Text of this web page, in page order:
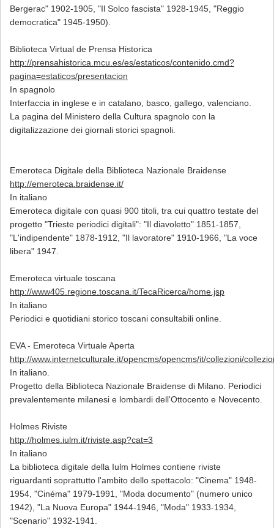
Bergerac" 1902-1905, "Il Solco fascista" 1928-1945, "Reggio
democratica" 1945-1950).
Biblioteca Virtual de Prensa Historica
http://prensahistorica.mcu.es/es/estaticos/contenido.cmd?
pagina=estaticos/presentacion
In spagnolo
Interfaccia in inglese e in catalano, basco, gallego, valenciano.
La pagina del Ministero della Cultura spagnolo con la
digitalizzazione dei giornali storici spagnoli.
Emeroteca Digitale della Biblioteca Nazionale Braidense
http://emeroteca.braidense.it/
In italiano
Emeroteca digitale con quasi 900 titoli, tra cui quattro testate del
progetto "Trieste periodici digitali": "Il diavoletto" 1851-1857,
"L'indipendente" 1878-1912, "Il lavoratore" 1910-1966, "La voce
libera" 1947.
Emeroteca virtuale toscana
http://www405.regione.toscana.it/TecaRicerca/home.jsp
In italiano
Periodici e quotidiani storico toscani consultabili online.
EVA - Emeroteca Virtuale Aperta
http://www.internetculturale.it/opencms/opencms/it/collezioni/
In italiano.
Progetto della Biblioteca Nazionale Braidense di Milano. Periodici
prevalentemente milanesi e lombardi dell'Ottocento e Novecento.
Holmes Riviste
http://holmes.iulm.it/riviste.asp?cat=3
In italiano
La biblioteca digitale della Iulm Holmes contiene riviste
riguardanti soprattutto l'ambito dello spettacolo: "Cinema" 1948-
1954, "Cinéma" 1979-1991, "Moda documento" (numero unico
1942), "La Nuova Europa" 1944-1946, "Moda" 1933-1934,
"Scenario" 1932-1941.